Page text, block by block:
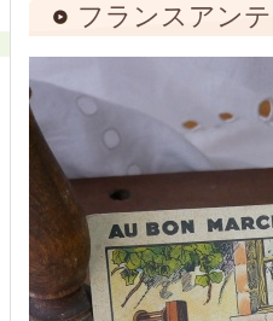
フランスアン